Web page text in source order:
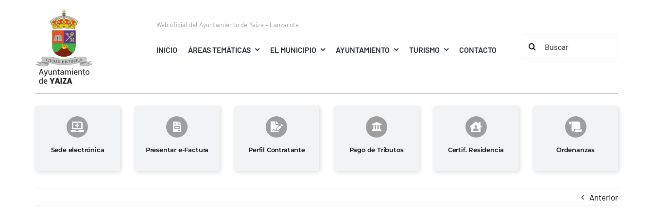
Web oficial del Ayuntamiento de Yaiza – Lanzarote
INICIO ÁREAS TEMÁTICAS EL MUNICIPIO AYUNTAMIENTO TURISMO CONTACTO
Buscar:
Sede electrónica Presentar e-Factura Perfil Contratante Pago de Tributos Certif. Residencia Ordenanzas
Anterior